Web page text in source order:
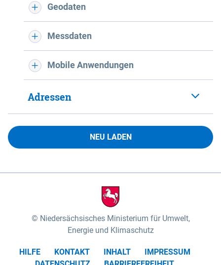
Geodaten
Messdaten
Mobile Anwendungen
Adressen
NEU LADEN
Niedersächsisches Ministerium für Umwelt,
Energie und Klimaschutz
HILFE KONTAKT INHALT
IMPRESSUM